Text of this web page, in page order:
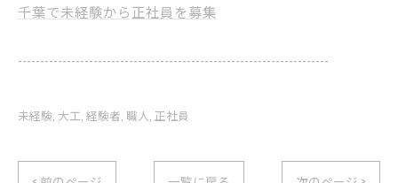
千葉で未経験から正社員を募集
----------------------------------------------------------------------
未経験 大工 経験者 職人 正社員